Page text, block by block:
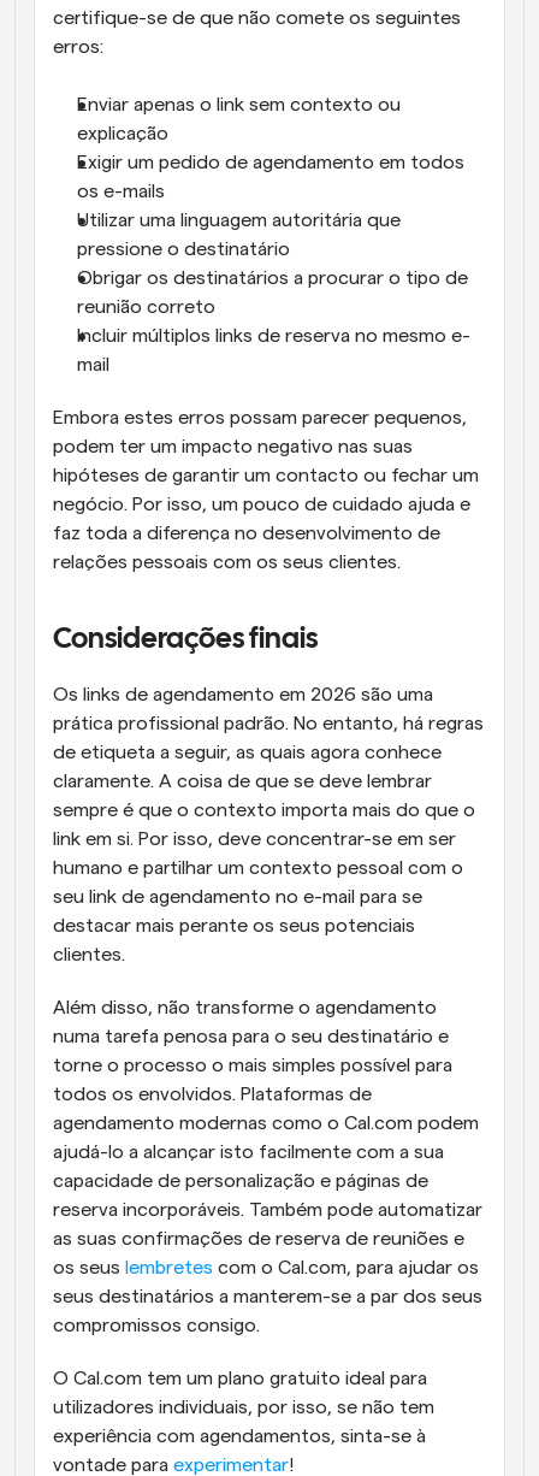
certifique-se de que não comete os seguintes
erros:
Enviar apenas o link sem contexto ou
explicação
Exigir um pedido de agendamento em todos
os e-mails
Utilizar uma linguagem autoritária que
pressione o destinatário
Obrigar os destinatários a procurar o tipo de
reunião correto
Incluir múltiplos links de reserva no mesmo e-
mail
Embora estes erros possam parecer pequenos,
podem ter um impacto negativo nas suas
hipóteses de garantir um contacto ou fechar um
negócio. Por isso, um pouco de cuidado ajuda e
faz toda a diferença no desenvolvimento de
relações pessoais com os seus clientes.
Considerações finais
Os links de agendamento em 2026 são uma
prática profissional padrão. No entanto, há regras
de etiqueta a seguir, as quais agora conhece
claramente. A coisa de que se deve lembrar
sempre é que o contexto importa mais do que o
link em si. Por isso, deve concentrar-se em ser
humano e partilhar um contexto pessoal com o
seu link de agendamento no e-mail para se
destacar mais perante os seus potenciais
clientes.
Além disso, não transforme o agendamento
numa tarefa penosa para o seu destinatário e
torne o processo o mais simples possível para
todos os envolvidos. Plataformas de
agendamento modernas como o Cal.com podem
ajudá-lo a alcançar isto facilmente com a sua
capacidade de personalização e páginas de
reserva incorporáveis. Também pode automatizar
as suas confirmações de reserva de reuniões e
os seus lembretes com o Cal.com, para ajudar os
seus destinatários a manterem-se a par dos seus
compromissos consigo.
O Cal.com tem um plano gratuito ideal para
utilizadores individuais, por isso, se não tem
experiência com agendamentos, sinta-se à
vontade para experimentar!